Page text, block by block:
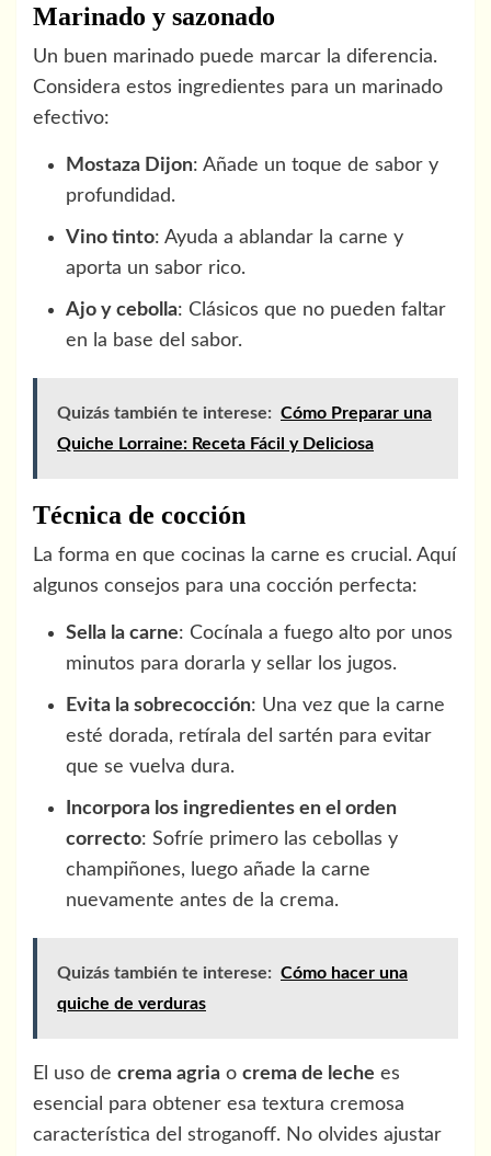
Marinado y sazonado
Un buen marinado puede marcar la diferencia.
Considera estos ingredientes para un marinado
efectivo:
Mostaza Dijon: Añade un toque de sabor y
profundidad.
Vino tinto: Ayuda a ablandar la carne y
aporta un sabor rico.
Ajo y cebolla: Clásicos que no pueden faltar
en la base del sabor.
Quizás también te interese: Cómo Preparar una
Quiche Lorraine: Receta Fácil y Deliciosa
Técnica de cocción
La forma en que cocinas la carne es crucial. Aquí
algunos consejos para una cocción perfecta:
Sella la carne: Cocínala a fuego alto por unos
minutos para dorarla y sellar los jugos.
Evita la sobrecocción: Una vez que la carne
esté dorada, retírala del sartén para evitar
que se vuelva dura.
Incorpora los ingredientes en el orden
correcto: Sofríe primero las cebollas y
champiñones, luego añade la carne
nuevamente antes de la crema.
Quizás también te interese: Cómo hacer una
quiche de verduras
El uso de crema agria o crema de leche es
esencial para obtener esa textura cremosa
característica del stroganoff. No olvides ajustar